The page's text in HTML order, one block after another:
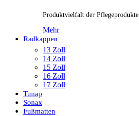
Produktvielfalt der Pflegeprodukte
Mehr
Radkappen
13 Zoll
14 Zoll
15 Zoll
16 Zoll
17 Zoll
Tunap
Sonax
Fußmatten